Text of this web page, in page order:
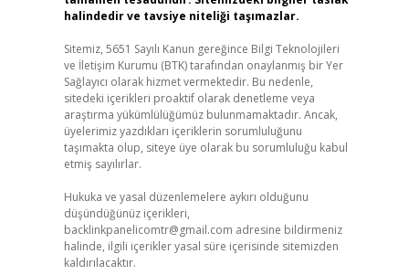
halindedir ve tavsiye niteliği taşımazlar.
Sitemiz, 5651 Sayılı Kanun gereğince Bilgi Teknolojileri
ve İletişim Kurumu (BTK) tarafından onaylanmış bir Yer
Sağlayıcı olarak hizmet vermektedir. Bu nedenle,
sitedeki içerikleri proaktif olarak denetleme veya
araştırma yükümlülüğümüz bulunmamaktadır. Ancak,
üyelerimiz yazdıkları içeriklerin sorumluluğunu
taşımakta olup, siteye üye olarak bu sorumluluğu kabul
etmiş sayılırlar.
Hukuka ve yasal düzenlemelere aykırı olduğunu
düşündüğünüz içerikleri,
backlinkpanelicomtr@gmail.com adresine bildirmeniz
halinde, ilgili içerikler yasal süre içerisinde sitemizden
kaldırılacaktır.